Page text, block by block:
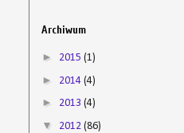
Archiwum
► 2015 (1)
► 2014 (4)
► 2013 (4)
▼ 2012 (86)